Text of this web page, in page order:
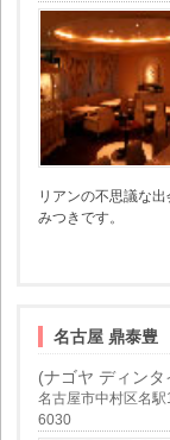
リアンの不思議な
みつきです。
名古屋 鼎泰豊
(ナゴヤ ディンタ
名古屋市中村区名
6030